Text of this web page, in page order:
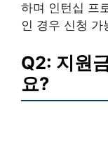
하며 인턴십 프
인 경우 신청 가
Q2: 지원
요?